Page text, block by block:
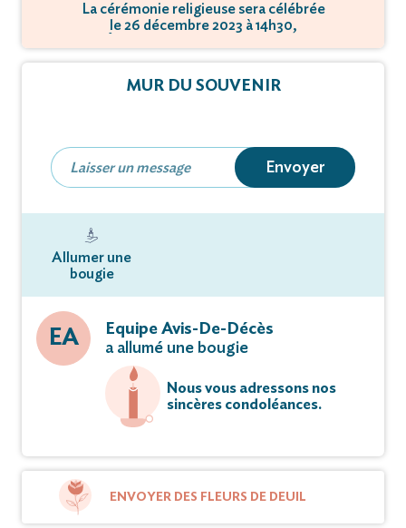
La cérémonie religieuse sera célébrée
le 26 décembre 2023 à 14h30,
MUR DU SOUVENIR
Envoyer
Allumer une
bougie
EA
Equipe Avis-De-Décès
a allumé une bougie
Nous vous adressons nos
sincères condoléances.
ENVOYER DES FLEURS DE DEUIL